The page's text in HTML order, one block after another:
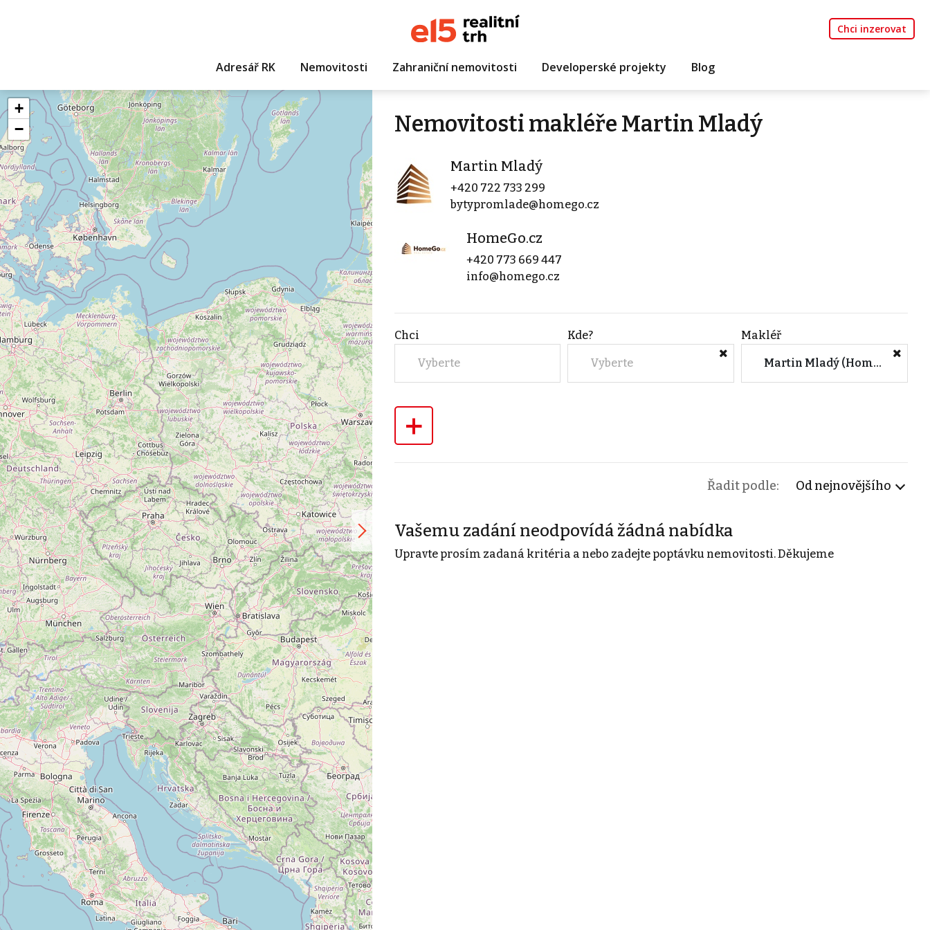
Chci inzerovat
Adresář RK Nemovitosti Zahraniční nemovitosti Developerské projekty Blog
+
−
Nemovitosti makléře Martin Mladý
Martin Mladý
+420 722 733 299
bytypromlade@homego.cz
HomeGo.cz
+420 773 669 447
info@homego.cz
Chci
Vyberte
Kde?
Vyberte
Makléř
Martin Mladý (HomeGo.cz)
+
Řadit podle: Od nejnovějšího
Vašemu zadání neodpovídá žádná nabídka
Upravte prosím zadaná kritéria a nebo zadejte poptávku nemovitosti. Děkujeme